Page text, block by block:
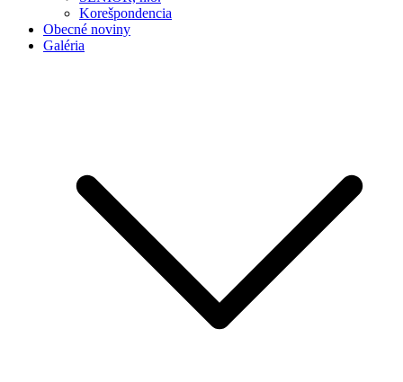
Korešpondencia
Obecné noviny
Galéria